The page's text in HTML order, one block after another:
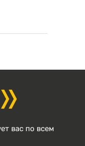
вас по всем